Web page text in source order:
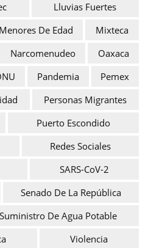
Lluvias Fuertes
Menores De Edad
Mixteca
Narcomenudeo
Oaxaca
Pandemia
Pemex
Personas Migrantes
Puerto Escondido
Redes Sociales
SARS-CoV-2
Senado De La República
Suministro De Agua Potable
Violencia